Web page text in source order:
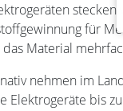
stecken
für
das Material
nehmen im
Elektrogeräte bis